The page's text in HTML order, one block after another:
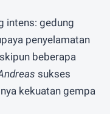
intens: gedung
penyelamatan
beberapa
sukses
kekuatan gempa